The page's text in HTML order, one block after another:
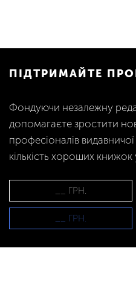
ПІДТРИМАЙТЕ
Фондуючи незалежну
допомагаєте зростити
професіоналів
кількість хороших книжок